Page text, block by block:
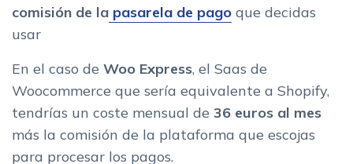
comisión de la pasarela de pago que decidas
usar
En el caso de Woo Express, el Saas de
Woocommerce que sería equivalente a Shopify,
tendrías un coste mensual de 36 euros al mes
más la comisión de la plataforma que escojas
para procesar los pagos.